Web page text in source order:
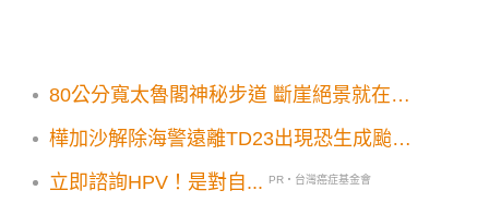
80公分寬太魯閣神秘步道 斷崖絕景就在腳
樺加沙解除海警遠離TD23出現恐生成颱
立即諮詢HPV！是對自...
PR・台灣癌症基金會